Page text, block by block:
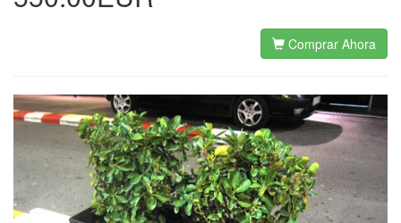
Comprar Ahora